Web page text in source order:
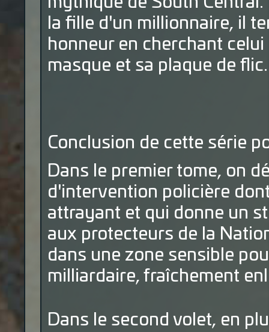
la fille d'un millionnaire, il
honneur en cherchant
masque et sa plaque de
Conclusion de cette série
Dans le premier tome, on
d'intervention policière
attrayant et qui donne un
aux protecteurs de la
dans une zone sensible
milliardaire, fraîchement
Dans le second volet, en